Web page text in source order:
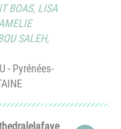
BOAS, LISA
SALEH,
- Pyrénées-